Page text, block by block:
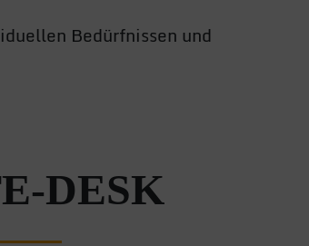
Bedürfnissen und
DESK